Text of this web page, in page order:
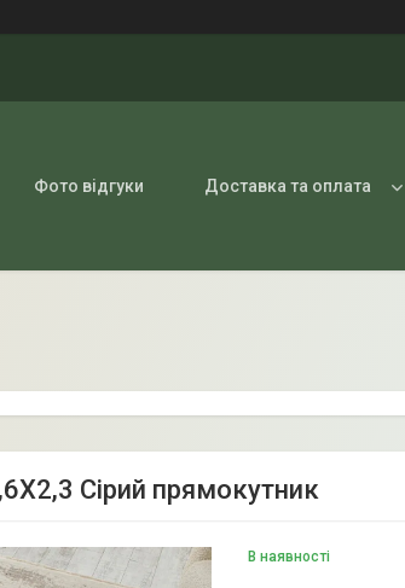
Фото відгуки Доставка та оплата
Сірий прямокутник
В наявності